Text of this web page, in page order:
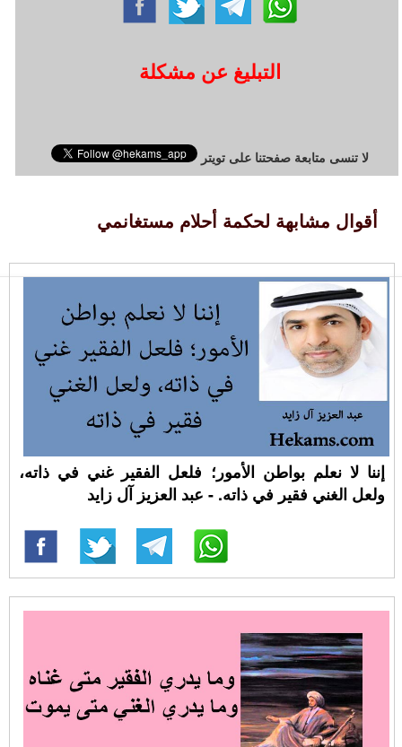
التبليغ عن مشكلة
لا تنسى متابعة صفحتنا على تويتر
أقوال مشابهة لحكمة أحلام مستغانمي
إننا لا نعلم بواطن الأمور؛ فلعل الفقير غني في ذاته،
ولعل الغني فقير في ذاته. - عبد العزيز آل زايد